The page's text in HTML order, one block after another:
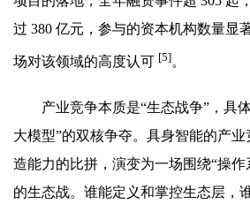
过 380 亿元，参与的资本机构数量显
场对该领域的高度认可 [5]。
产业竞争本质是“生态战争”，具
大模型”的双核争夺。具身智能的产业
造能力的比拼，演变为一场围绕“操作
的生态战。谁能定义和掌控生态层，